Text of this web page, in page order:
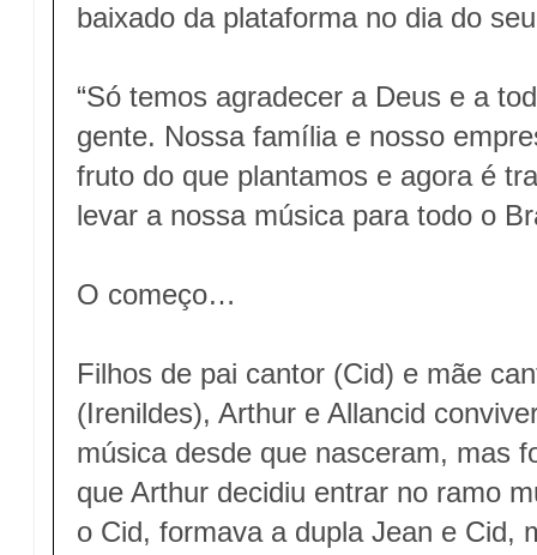
baixado da plataforma no dia do
“Só temos agradecer a Deus e a
gente. Nossa família e nosso
fruto do que plantamos e agora é
levar a nossa música para todo o
O começo…
Filhos de pai cantor (Cid) e mãe
(Irenildes), Arthur e Allancid
música desde que nasceram, mas
que Arthur decidiu entrar no ramo
o Cid, formava a dupla Jean e Cid,